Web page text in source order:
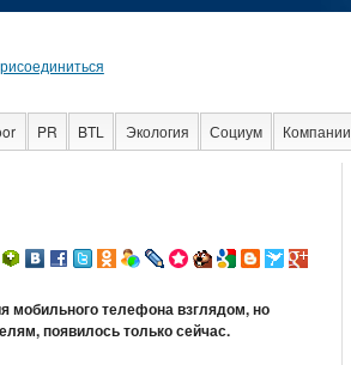
PR BTL Экология Социум Компании
мобильного телефона взглядом, но
появилось только сейчас.